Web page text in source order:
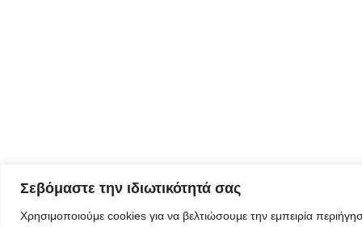
Σεβόμαστε την ιδιωτικότητά σας
Χρησιμοποιούμε cookies για να βελτιώσουμε την εμπειρία
Φόρμα